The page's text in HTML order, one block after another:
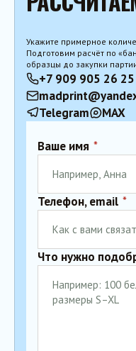
Укажите примерное
Подготовим расчёт по
образцы до закупки
+7 909 905 26 25
Telegram
MAX
Ваше имя *
Телефон, email *
Что нужно